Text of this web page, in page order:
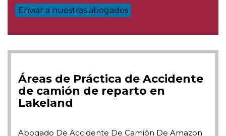
Áreas de Práctica de Accidente
de camión de reparto en
Lakeland
Abogado De Accidente De Camión De Amazon